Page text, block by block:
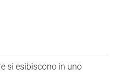
si esibiscono in uno